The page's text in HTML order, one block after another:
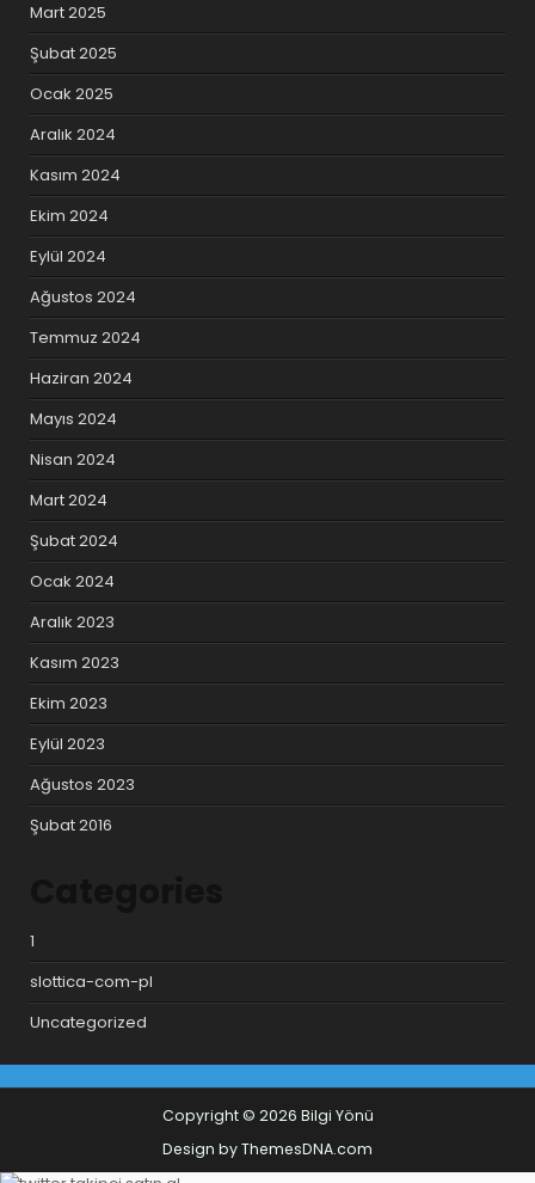
Mart 2025
Şubat 2025
Ocak 2025
Aralık 2024
Kasım 2024
Ekim 2024
Eylül 2024
Ağustos 2024
Temmuz 2024
Haziran 2024
Mayıs 2024
Nisan 2024
Mart 2024
Şubat 2024
Ocak 2024
Aralık 2023
Kasım 2023
Ekim 2023
Eylül 2023
Ağustos 2023
Şubat 2016
1
slottica-com-pl
Uncategorized
Copyright © 2026 Bilgi Yönü
Design by ThemesDNA.com